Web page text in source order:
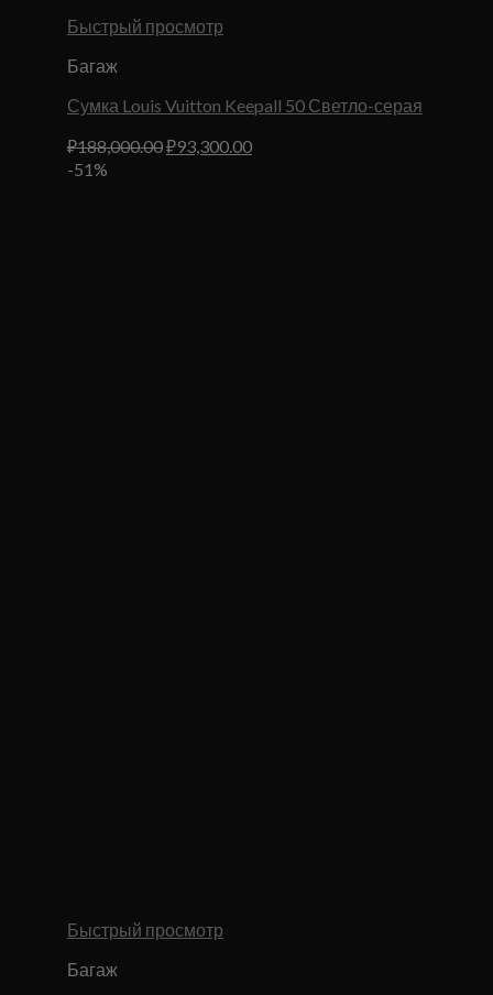
Быстрый просмотр
Багаж
Сумка Louis Vuitton Keepall 50 Светло-серая
₽188,000.00Первоначальная
₽93,300.00Текущая
-51%
Быстрый просмотр
Багаж